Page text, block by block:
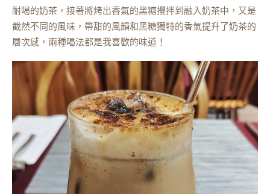
耐喝的奶茶，接著將烤出香氣的黑糖攪拌到融入奶茶中，又是
截然不同的風味，帶甜的風韻和黑糖獨特的香氣提升了奶茶的
層次感，兩種喝法都是我喜歡的味道！